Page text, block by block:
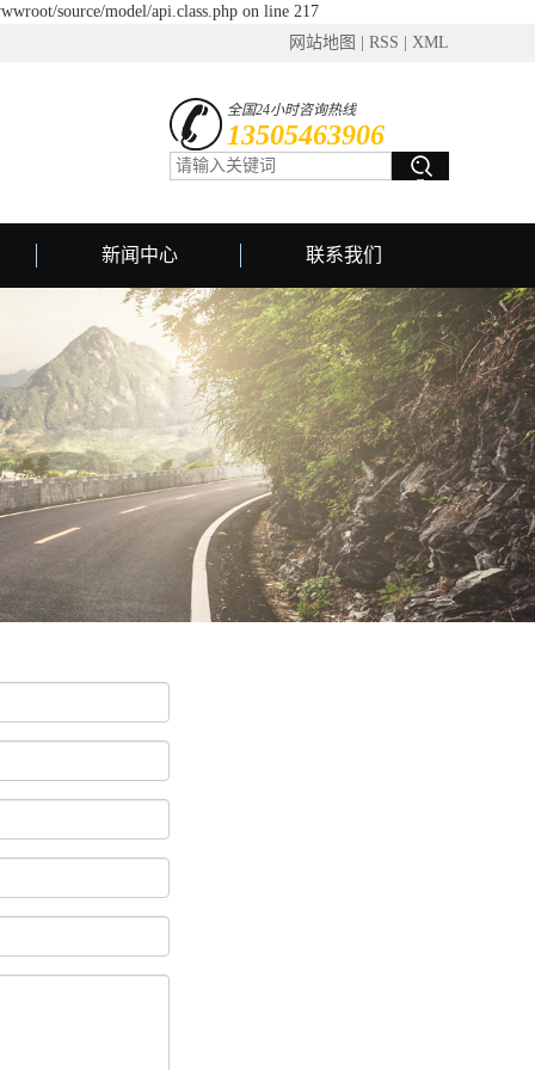
source/model/api.class.php on line 217
网站地图
RSS XML
全国24小时咨询热线
13505463906
新闻中心 联系我们